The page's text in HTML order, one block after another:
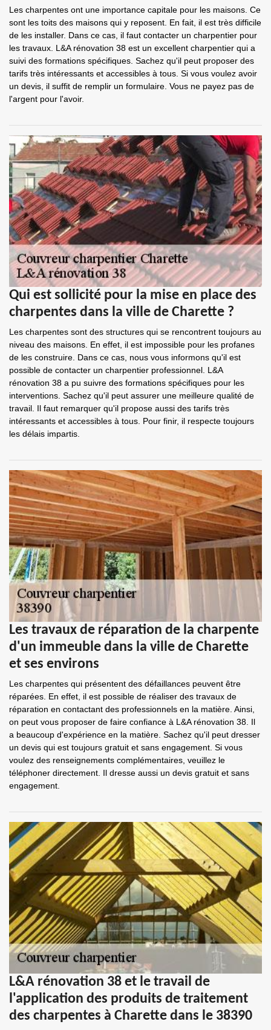
Les charpentes ont une importance capitale pour les maisons. Ce
sont les toits des maisons qui y reposent. En fait, il est très difficile
de les installer. Dans ce cas, il faut contacter un charpentier pour
les travaux. L&A rénovation 38 est un excellent charpentier qui a
suivi des formations spécifiques. Sachez qu'il peut proposer des
tarifs très intéressants et accessibles à tous. Si vous voulez avoir
un devis, il suffit de remplir un formulaire. Vous ne payez pas de
l'argent pour l'avoir.
Qui est sollicité pour la mise en place des
charpentes dans la ville de Charette ?
Les charpentes sont des structures qui se rencontrent toujours au
niveau des maisons. En effet, il est impossible pour les profanes
de les construire. Dans ce cas, nous vous informons qu'il est
possible de contacter un charpentier professionnel. L&A
rénovation 38 a pu suivre des formations spécifiques pour les
interventions. Sachez qu'il peut assurer une meilleure qualité de
travail. Il faut remarquer qu'il propose aussi des tarifs très
intéressants et accessibles à tous. Pour finir, il respecte toujours
les délais impartis.
Les travaux de réparation de la charpente
d'un immeuble dans la ville de Charette
et ses environs
Les charpentes qui présentent des défaillances peuvent être
réparées. En effet, il est possible de réaliser des travaux de
réparation en contactant des professionnels en la matière. Ainsi,
on peut vous proposer de faire confiance à L&A rénovation 38. Il
a beaucoup d'expérience en la matière. Sachez qu'il peut dresser
un devis qui est toujours gratuit et sans engagement. Si vous
voulez des renseignements complémentaires, veuillez le
téléphoner directement. Il dresse aussi un devis gratuit et sans
engagement.
L&A rénovation 38 et le travail de
l'application des produits de traitement
des charpentes à Charette dans le 38390